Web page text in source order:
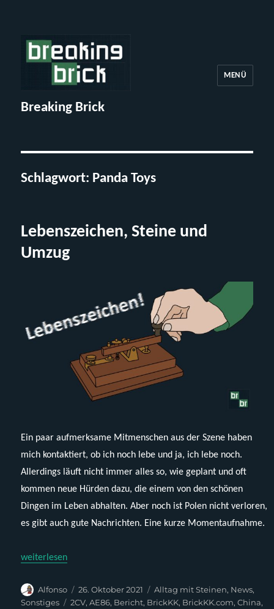
Breaking Brick
MENÜ
Schlagwort: Panda Toys
Lebenszeichen, Steine und
Umzug
Ein paar aufmerksame Mitmenschen aus der Szene haben
mich kontaktiert, ob ich noch lebe und ja, ich lebe noch.
Allerdings läuft nicht immer alles so, wie geplant und oft
kommen neue Hürden dazu, die einem von den schönen
Dingen im Leben abhalten. Aber noch ist Polen nicht verloren,
es gibt auch gute Nachrichten. Eine kurze Momentaufnahme.
„Lebenszeichen, Steine und Umzug“
weiterlesen
Autor
Alfonso
Veröffentlicht
am
26. Oktober 2021 Kategorien
Alltag mit Steinen, News,
Sonstiges
Schlagwörter
2CV,AE86, Bericht, BrickKK, BrickKK.com,China,